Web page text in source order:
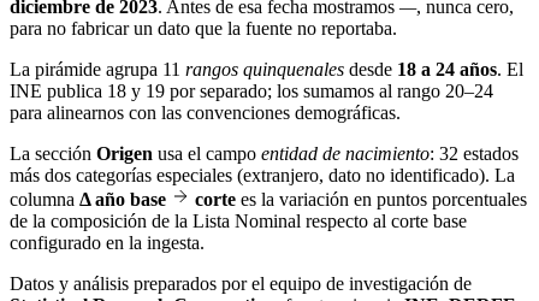
diciembre de 2023. Antes de esa fecha mostramos —, nunca cero,
para no fabricar un dato que la fuente no reportaba.
La pirámide agrupa 11 rangos quinquenales desde 18 a 24 años. El
INE publica 18 y 19 por separado; los sumamos al rango 20–24
para alinearnos con las convenciones demográficas.
La sección Origen usa el campo entidad de nacimiento: 32 estados
más dos categorías especiales (extranjero, dato no identificado). La
columna Δ año base corte es la variación en puntos porcentuales
de la composición de la Lista Nominal respecto al corte base
configurado en la ingesta.
Datos y análisis preparados por el equipo de investigación de